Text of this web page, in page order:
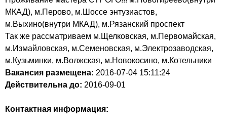
МКАД), м.Перово, м.Шоссе энтузиастов,
м.Выхино(внутри МКАД), м.Рязанский проспект
Так же рассматриваем м.Щелковская, м.Первомайская,
м.Измайловская, м.Семеновская, м.Электрозаводская,
м.Кузьминки, м.Волжская, м.Новокосино, м.Котельники
Вакансия размещена: 2016-07-04 15:11:24
Действительна до: 2016-09-01
Контактная информация: